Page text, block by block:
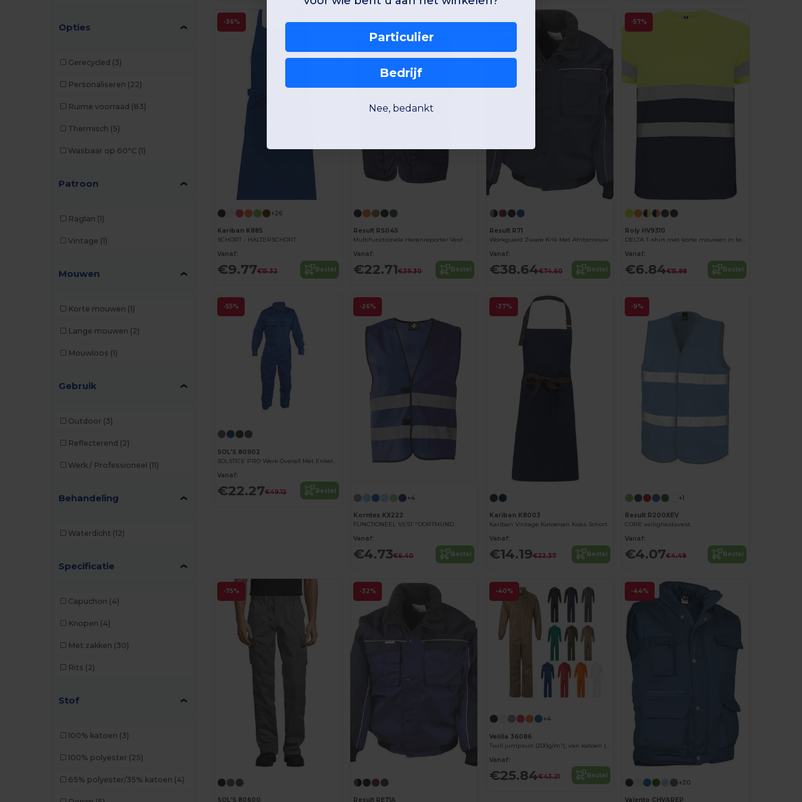
Pen Duick
Roly (19)
SOL'S (5)
TH Clothes
Tricorp (1)
Valento (21)
Velilla (42)
Westford mill
WK. Designed To Work
Opties
Gerecycled (3)
Personaliseren (22)
Ruime voorraad (83)
Thermisch (5)
Wasbaar op 60°C (1)
Patroon
Raglan (1)
Vintage (1)
Mouwen
Korte mouwen (1)
Lange mouwen (2)
Mouwloos (1)
Gebruik
Outdoor (3)
Reflecterend (2)
Werk / Professioneel (11)
Behandeling
Waterdicht (12)
Specificatie
Capuchon (4)
Knopen (4)
Met zakken (30)
Rits (2)
Stof
100% katoen (3)
100% polyester (25)
65% polyester/35% katoen (4)
-36%
+26
Kariban K885
SCHORT - HALTERSCHORT
Vanaf:
€9.77€15.32 Bestel
-42%
Result RS045
Multifunctionele Herenreporter Vest met 8 Vakken
Vanaf:
€22.71€39.30 Bestel
-48%
Result R71
Workguard Zware Krik Met Afritsmouw
Vanaf:
€38.64€74.60 Bestel
-57%
Roly HV9310
DELTA T-shirt met korte mouwen in technisch weefsel
Vanaf:
€6.84€15.88 Bestel
-55%
SOL'S 80902
SOLSTICE PRO Werk Overall Met Enkele Rits
Vanaf:
€22.27€49.12 Bestel
-26%
+4
Korntex KX222
FUNCTIONEEL VEST "DORTMUND
Vanaf:
€4.73€6.40 Bestel
-37%
Kariban K8003
Kariban Vintage Katoenen Koks Schort
Vanaf:
€14.19€22.37 Bestel
-9%
+1
Result R200XEV
CORE veiligheidsvest
Vanaf:
€4.07€4.48 Bestel
-75%
SOL'S 80600
-32%
Result RE71A
-40%
+4
Velilla 36086
Twill jumpsuit (200g/m²), van katoen (35%) en polyester (65%)
Vanaf:
€25.84€43.21 Bestel
-44%
+20
Valento CHVAREP
Particulier
Bedrijf
Nee, bedankt